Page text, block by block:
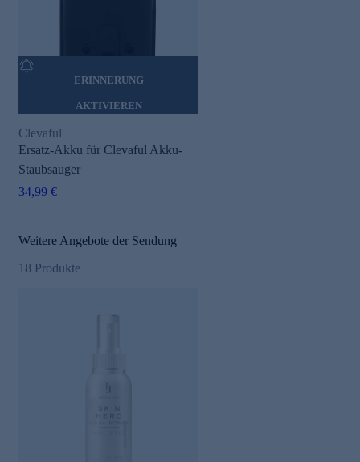
ERINNERUNG
AKTIVIEREN
Clevaful
Ersatz-Akku für Clevaful Akku-
Staubsauger
34,99 €
Weitere Angebote der Sendung
18 Produkte